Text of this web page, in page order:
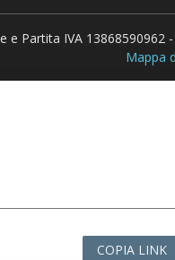
Partita IVA 13868590962
Mappa
COPIA LINK